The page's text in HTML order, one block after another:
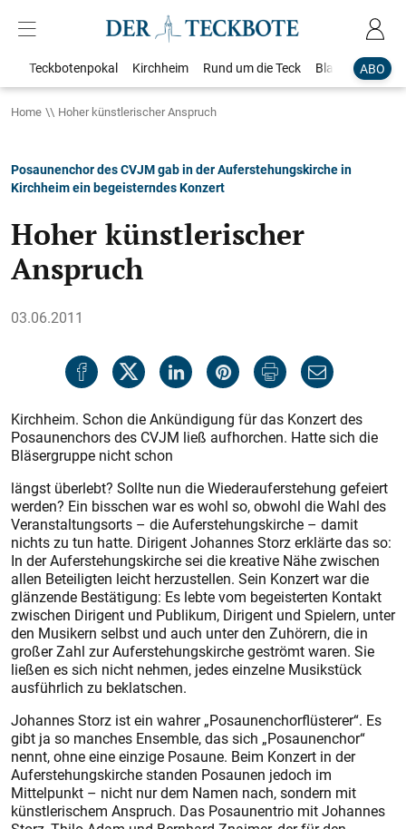
ABO
Teckbotenpokal Kirchheim Rund um die Teck Blaulicht
Home Hoher künstlerischer Anspruch
Posaunenchor des CVJM gab in der Auferstehungskirche in
Kirchheim ein begeisterndes Konzert
Hoher künstlerischer
Anspruch
03.06.2011
Kirchheim. Schon die Ankündigung für das Konzert des
Posaunenchors des CVJM ließ aufhorchen. Hatte sich die
Bläsergruppe nicht schon
längst überlebt? Sollte nun die Wiederauferstehung gefeiert
werden? Ein bisschen war es wohl so, obwohl die Wahl des
Veranstaltungsorts – die Auferstehungskirche – damit
nichts zu tun hatte. Dirigent Johannes Storz erklärte das so:
In der Auferstehungskirche sei die kreative Nähe zwischen
allen Beteiligten leicht herzustellen. Sein Konzert war die
glänzende Bestätigung: Es lebte vom begeisterten Kontakt
zwischen Dirigent und Pub­likum, Dirigent und Spielern, unter
den Musikern selbst und auch unter den Zuhörern, die in
großer Zahl zur Auferstehungskirche geströmt waren. Sie
ließen es sich nicht nehmen, jedes einzelne Musikstück
ausführlich zu beklatschen.
Johannes Storz ist ein wahrer „Posaunenchorflüsterer“. Es
gibt ja so manches Ensemble, das sich „Posaunenchor“
nennt, ohne eine einzige Posaune. Beim Konzert in der
Auferstehungskirche standen Posaunen jedoch im
Mittelpunkt – nicht nur dem Namen nach, sondern mit
künstlerischem Anspruch. Das Posaunentrio mit Johannes